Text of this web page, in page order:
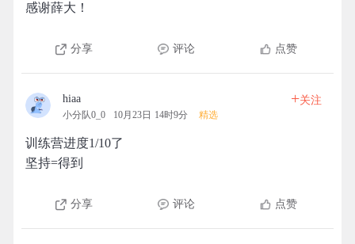
感谢薛大！
分享 评论 点赞
hiaa
小分队0_0 10月23日 14时9分 精选
+关注
训练营进度1/10了
坚持=得到
分享 评论 点赞